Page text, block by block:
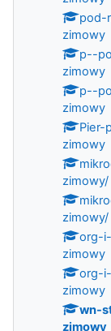
pod-
zimowy
p--
zimowy
p--
zimowy
Pier-
zimowy
zimowy/
zimowy/
org-
zimowy
org-
zimowy
wn-
zimowy